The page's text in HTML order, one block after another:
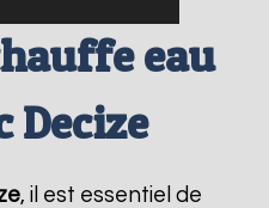
eau
, il est essentiel de